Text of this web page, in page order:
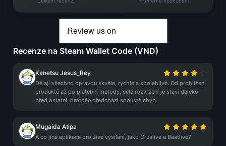
Recenze na Steam Wallet Code (VND)
Kanetsu Jesus_Rey
Dělají všechno opravdu skvěle, rychle a spolehlivě. Od prohlížení
produktů až po platební metody, celé rozvržení je staví daleko
před ostatní, protože předchází spoustě chyb.
Mugaida Atipa
A co jiné aplikace pro živé vysílání, jako Cruslive a Baatlive?